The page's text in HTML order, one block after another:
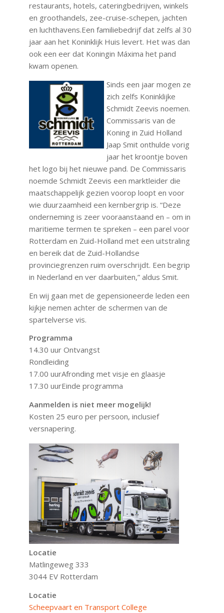
restaurants, hotels, cateringbedrijven, winkels
en groothandels, zee-cruise-schepen, jachten
en luchthavens.Een familiebedrijf dat zelfs al 30
jaar aan het Koninklijk Huis levert. Het was dan
ook een eer dat Koningin Máxima het pand
kwam openen.
Sinds een jaar mogen ze
zich zelfs Koninklijke
Schmidt Zeevis noemen.
Commissaris van de
Koning in Zuid Holland
Jaap Smit onthulde vorig
jaar het kroontje boven
het logo bij het nieuwe pand. De Commissaris
noemde Schmidt Zeevis een marktleider die
maatschappelijk gezien voorop loopt en voor
wie duurzaamheid een kernbergrip is. “Deze
onderneming is zeer vooraanstaand en – om in
maritieme termen te spreken – een parel voor
Rotterdam en Zuid-Holland met een uitstraling
en bereik dat de Zuid-Hollandse
provinciegrenzen ruim overschrijdt. Een begrip
in Nederland en ver daarbuiten,” aldus Smit.
En wij gaan met de gepensioneerde leden een
kijkje nemen achter de schermen van de
spartelverse vis.
Programma
14.30 uur Ontvangst
Rondleiding
17.00 uurAfronding met visje en glaasje
17.30 uurEinde programma
Aanmelden is niet meer mogelijk!
Kosten 25 euro per persoon, inclusief
versnapering.
Locatie
Matlingeweg 333
3044 EV Rotterdam
Locatie
Scheepvaart en Transport College